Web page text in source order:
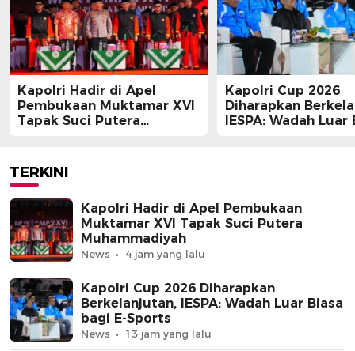
Kapolri Hadir di Apel
Pembukaan Muktamar XVI
Tapak Suci Putera
Kapolri Cup 2026
Diharapkan
IESPA: Wadah Luar
TERKINI
Kapolri Hadir di Apel Pembukaan
Muktamar XVI Tapak Suci Putera
Muhammadiyah
News 4 jam yang lalu
Kapolri Cup 2026 Diharapkan
Berkelanjutan, IESPA: Wadah Luar Biasa
bagi E-Sports
News 13 jam yang lalu